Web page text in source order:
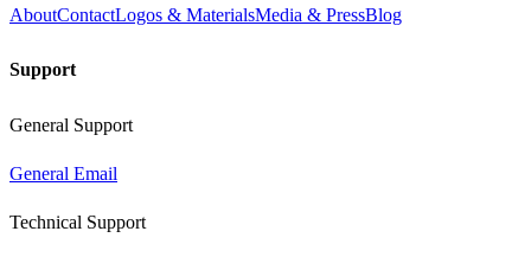
AboutContactLogos & MaterialsMedia & PressBlog
Support
General Support
General Email
Technical Support